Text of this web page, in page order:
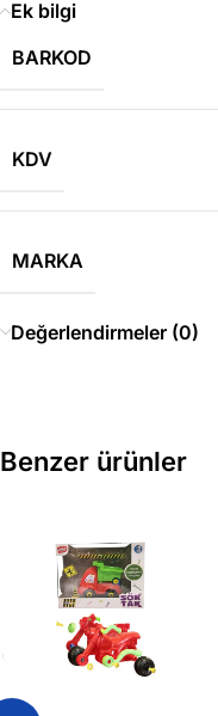
Ek bilgi
BARKOD
KDV
MARKA
Değerlendirmeler (0)
Benzer ürünler